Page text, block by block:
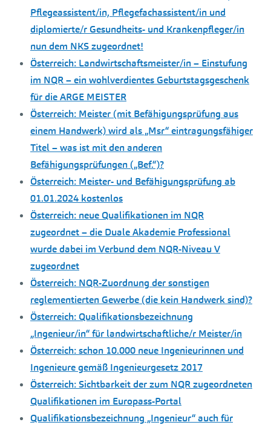
Pflegeassistent/in, Pflegefachassistent/in und
diplomierte/r Gesundheits- und Krankenpfleger/in
nun dem NKS zugeordnet!
Österreich: Landwirtschaftsmeister/in – Einstufung
im NQR – ein wohlverdientes Geburtstagsgeschenk
für die ARGE MEISTER
Österreich: Meister (mit Befähigungsprüfung aus
einem Handwerk) wird als „Msr“ eintragungsfähiger
Titel – was ist mit den anderen
Befähigungsprüfungen („Bef.“)?
Österreich: Meister- und Befähigungsprüfung ab
01.01.2024 kostenlos
Österreich: neue Qualifikationen im NQR
zugeordnet – die Duale Akademie Professional
wurde dabei im Verbund dem NQR-Niveau V
zugeordnet
Österreich: NQR-Zuordnung der sonstigen
reglementierten Gewerbe (die kein Handwerk sind)?
Österreich: Qualifikationsbezeichnung
„Ingenieur/in“ für landwirtschaftliche/r Meister/in
Österreich: schon 10.000 neue Ingenieurinnen und
Ingenieure gemäß Ingenieurgesetz 2017
Österreich: Sichtbarkeit der zum NQR zugeordneten
Qualifikationen im Europass-Portal
Qualifikationsbezeichnung „Ingenieur“ auch für